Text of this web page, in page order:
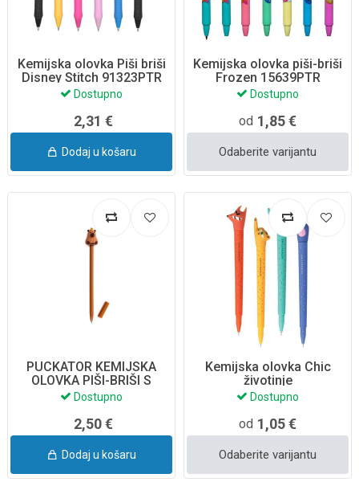
Kemijska olovka Piši briši
Disney Stitch 91323PTR
Dostupno
2,31 €
Dodaj u košaru
Kemijska olovka piši-briši
Frozen 15639PTR
Dostupno
od 1,85 €
Odaberite varijantu
PUCKATOR KEMIJSKA
OLOVKA PIŠI-BRIŠI S
UKRASOM CAPYBARA
SORT PEN284
Dostupno
2,50 €
Dodaj u košaru
Kemijska olovka Chic
životinje
Dostupno
od 1,05 €
Odaberite varijantu